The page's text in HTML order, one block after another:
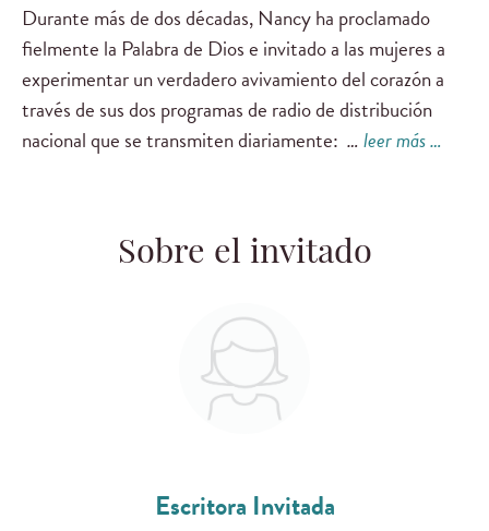
Durante más de dos décadas, Nancy ha proclamado
fielmente la Palabra de Dios e invitado a las mujeres a
experimentar un verdadero avivamiento del corazón a
través de sus dos programas de radio de distribución
nacional que se transmiten diariamente: …leer más …
Sobre el invitado
Escritora Invitada